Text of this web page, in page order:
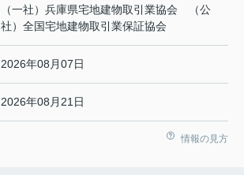
（一社）兵庫県宅地建物取引業協会 （公
社）全国宅地建物取引業保証協会
2026年08月07日
2026年08月21日
情報の見方